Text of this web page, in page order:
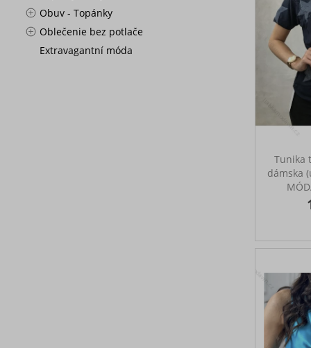
Obuv - Topánky
Oblečenie bez potlače
Extravagantní móda
zelená
zelená
žlutá
Tunika
dámska
veľkosť:
miery: